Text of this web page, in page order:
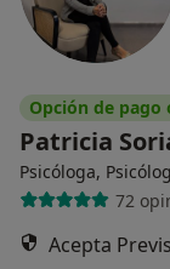
Opción de pago
Patricia
Psicóloga,
72
Acepta